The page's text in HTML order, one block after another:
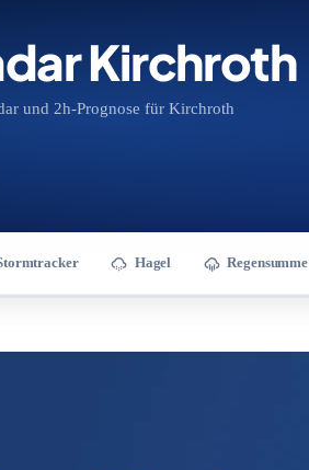
Kirchroth
und 2h-Prognose für Kirchroth
Hagel Regensumme